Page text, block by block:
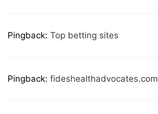
Pingback: Top betting sites
Pingback: fideshealthadvocates.com